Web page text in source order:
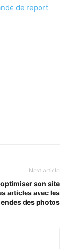
de report
Next article
son site
articles avec les
des photos